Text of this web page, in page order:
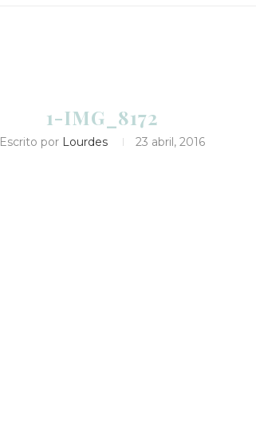
1-IMG_8172
Escrito por Lourdes 23 abril, 2016